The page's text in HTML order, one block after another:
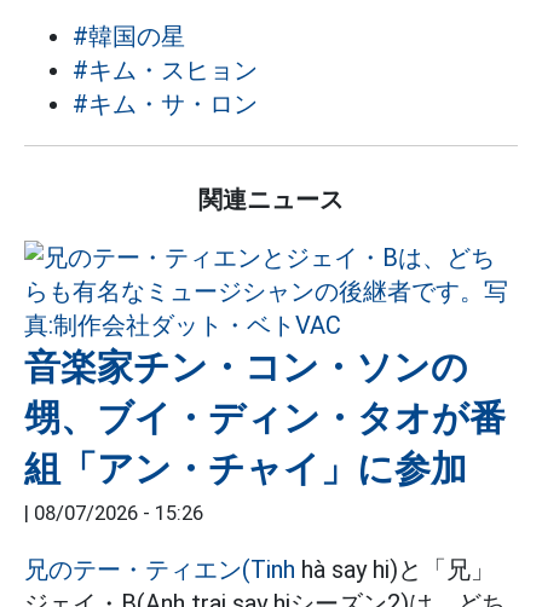
#韓国の星
#キム・スヒョン
#キム・サ・ロン
関連ニュース
音楽家チン・コン・ソンの
甥、ブイ・ディン・タオが番
組「アン・チャイ」に参加
| 08/07/2026 - 15:26
兄のテー・ティエン(Tinh hà say hi)と「兄」